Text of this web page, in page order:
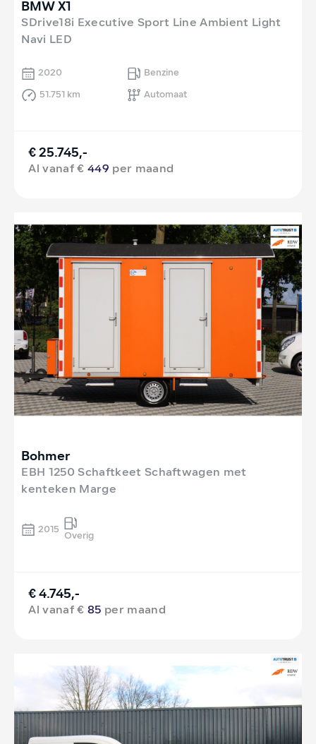
BMW X1
SDrive18i Executive Sport Line Ambient Light
Navi LED
2020
Benzine
51.751 km
Automaat
€ 25.745,-
Al vanaf €449 per maand
Bohmer
EBH 1250 Schaftkeet Schaftwagen met
kenteken Marge
2015 Overig
€ 4.745,-
Al vanaf €85 per maand